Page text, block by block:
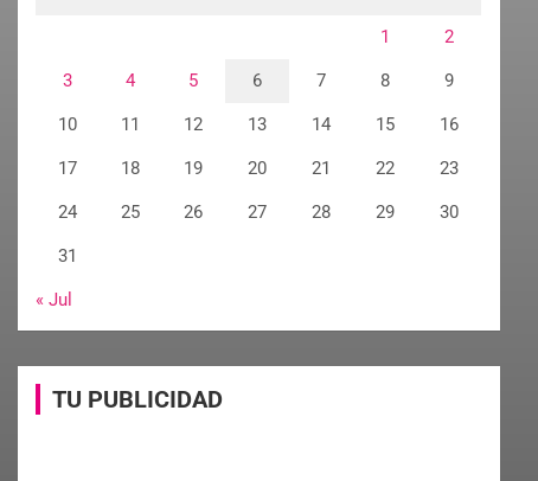
1 2
3 4 5 6 7 8 9
10 11 12 13 14 15 16
17 18 19 20 21 22 23
24 25 26 27 28 29 30
31
« Jul
TU PUBLICIDAD